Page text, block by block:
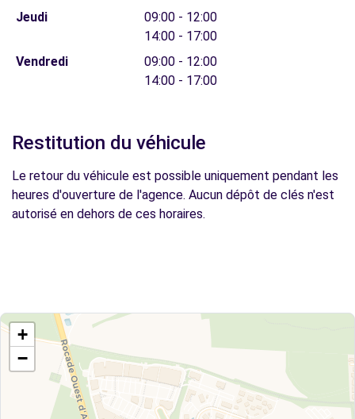
Jeudi
09:00 - 12:00
14:00 - 17:00
Vendredi
09:00 - 12:00
14:00 - 17:00
Restitution du véhicule
Le retour du véhicule est possible uniquement pendant les
heures d'ouverture de l'agence. Aucun dépôt de clés n'est
autorisé en dehors de ces horaires.
+
−